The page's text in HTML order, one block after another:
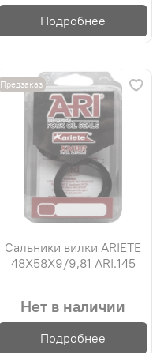
Подробнее
Предзаказ
Сальники вилки ARIETE
48X58X9/9,81 ARI.145
Нет в наличии
Подробнее